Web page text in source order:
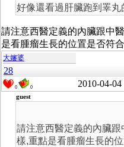
好像還看過肝臟跑到睪丸
請注意西醫定義的內臟跟中
是看腫瘤生長的位置是否符
大嬸婆
28
0 0 2010-04-04
guest
請注意西醫定義的內臟
樣,重點是看腫瘤生長的